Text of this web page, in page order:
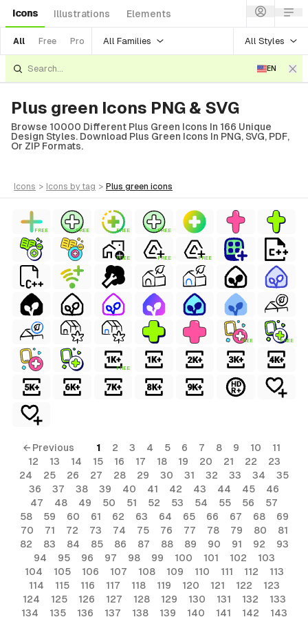
Icons Illustrations Elements
All Free Pro All Families All Styles
EN
Plus green Icons PNG & SVG
Browse 10000 Different Plus Green Icons In 166 Unique
Design Styles. Download Plus Green Icons In PNG, SVG, PDF,
Or ZIP Formats.
icons > icons by tag > plus green icons
FREE FREE FREE FREE
FREE FREE FREE
FREE FREE
FREE
← Previous 1 2 3 4 5 6 7 8 9 10
11
12
13 14 15 16 17 18 19 20 21 22
23
24
25 26 27 28 29 30 31 32 33 34
35
36
37 38 39 40 41 42 43 44 45
46
47
48 49 50 51 52 53 54 55 56
57
58
59 60 61 62 63 64 65 66 67 68
69
70
71 72 73 74 75 76 77 78 79 80
81
82
83 84 85 86 87 88 89 90 91 92
93
94
95 96 97 98 99 100 101 102
103
104
105 106 107 108 109 110 111 112
113
114
115 116 117 118 119 120 121 122
123
124
125 126 127 128 129 130 131 132
133
134
135 136 137 138 139 140 141 142 143